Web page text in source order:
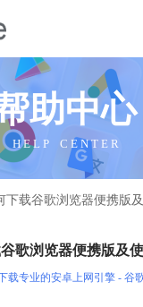
助中心
H E L P C E N T E R
下载谷歌浏览器便携版
歌浏览器便携版及
载专业的安卓上网引擎 - 谷